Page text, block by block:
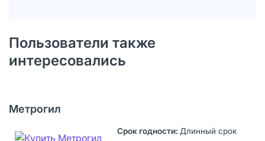
Пользователи также
интересовались
Метрогил
Длинный срок